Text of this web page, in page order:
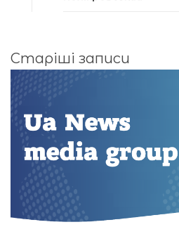
Навігація
за
Старіші записи